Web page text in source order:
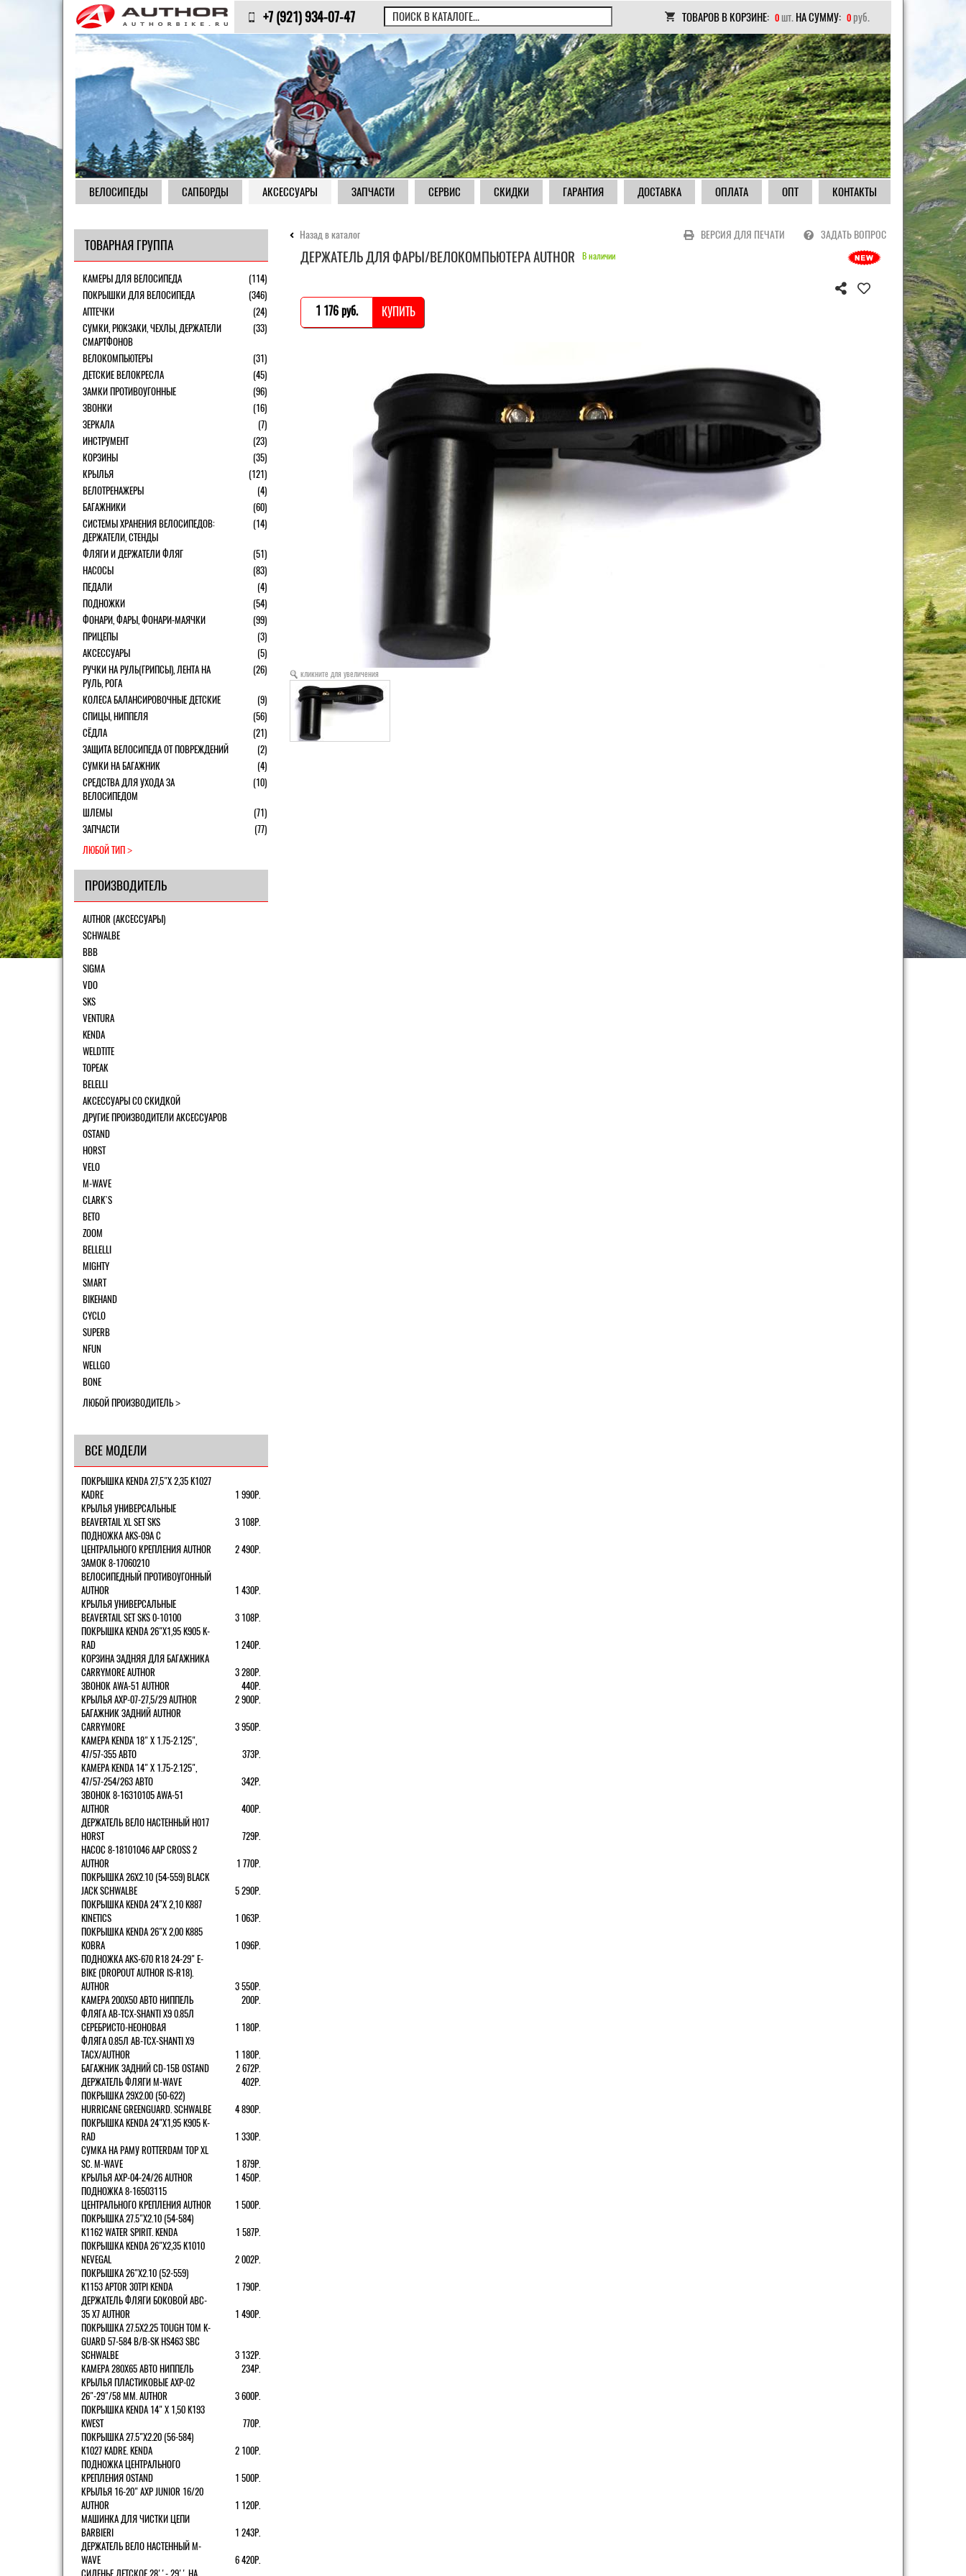
+7 (921) 934-07-47 ТОВАРОВ В КОРЗИНЕ: 0 шт. НА СУММУ: 0 руб.
ВЕЛОСИПЕДЫ САПБОРДЫ АКСЕССУАРЫ ЗАПЧАСТИ СЕРВИС СКИДКИ ГАРАНТИЯ ДОСТАВКА ОПЛАТА ОПТ КОНТАКТЫ
Назад в каталог ВЕРСИЯ ДЛЯ ПЕЧАТИ ЗАДАТЬ ВОПРОС
ДЕРЖАТЕЛЬ ДЛЯ ФАРЫ/ВЕЛОКОМПЬЮТЕРА AUTHOR В наличии
1 176 pуб. КУПИТЬ
кликните для увеличения
ТОВАРНАЯ ГРУППА
КАМЕРЫ ДЛЯ ВЕЛОСИПЕДА
(114)
ПОКРЫШКИ ДЛЯ ВЕЛОСИПЕДА
(346)
АПТЕЧКИ
(24)
СУМКИ, РЮКЗАКИ, ЧЕХЛЫ, ДЕРЖАТЕЛИ
СМАРТФОНОВ
(33)
ВЕЛОКОМПЬЮТЕРЫ
(31)
ДЕТСКИЕ ВЕЛОКРЕСЛА
(45)
ЗАМКИ ПРОТИВОУГОННЫЕ
(96)
ЗВОНКИ
(16)
ЗЕРКАЛА
(7)
ИНСТРУМЕНТ
(23)
КОРЗИНЫ
(35)
КРЫЛЬЯ
(121)
ВЕЛОТРЕНАЖЕРЫ
(4)
БАГАЖНИКИ
(60)
СИСТЕМЫ ХРАНЕНИЯ ВЕЛОСИПЕДОВ:
ДЕРЖАТЕЛИ, СТЕНДЫ
(14)
ФЛЯГИ И ДЕРЖАТЕЛИ ФЛЯГ
(51)
НАСОСЫ
(83)
ПЕДАЛИ
(4)
ПОДНОЖКИ
(54)
ФОНАРИ, ФАРЫ, ФОНАРИ-МАЯЧКИ
(99)
ПРИЦЕПЫ
(3)
АКСЕССУАРЫ
(5)
РУЧКИ НА РУЛЬ(ГРИПСЫ), ЛЕНТА НА
РУЛЬ, РОГА
(26)
КОЛЕСА БАЛАНСИРОВОЧНЫЕ ДЕТСКИЕ
(9)
СПИЦЫ, НИППЕЛЯ
(56)
СЁДЛА
(21)
ЗАЩИТА ВЕЛОСИПЕДА ОТ ПОВРЕЖДЕНИЙ
(2)
СУМКИ НА БАГАЖНИК
(4)
СРЕДСТВА ДЛЯ УХОДА ЗА
ВЕЛОСИПЕДОМ
(10)
ШЛЕМЫ
(71)
ЗАПЧАСТИ
(77)
ЛЮБОЙ ТИП
ПРОИЗВОДИТЕЛЬ
AUTHOR (АКСЕССУАРЫ)
SCHWALBE
BBB
SIGMA
VDO
SKS
VENTURA
KENDA
WELDTITE
TOPEAK
BELELLI
АКСЕССУАРЫ СО СКИДКОЙ
ДРУГИЕ ПРОИЗВОДИТЕЛИ АКСЕССУАРОВ
OSTAND
HORST
VELO
M-WAVE
CLARK`S
BETO
ZOOM
BELLELLI
MIGHTY
SMART
BIKEHAND
CYCLO
SUPERB
NFUN
WELLGO
BONE
ЛЮБОЙ ПРОИЗВОДИТЕЛЬ
ВСЕ МОДЕЛИ
ПОКРЫШКА KENDA 27,5"Х 2,35 K1027
KADRE
1 990Р.
КРЫЛЬЯ УНИВЕРСАЛЬНЫЕ
BEAVERTAIL XL SET SKS
3 108Р.
ПОДНОЖКА AKS-09A C
ЦЕНТРАЛЬНОГО КРЕПЛЕНИЯ AUTHOR
2 490Р.
ЗАМОК 8-17060210
ВЕЛОСИПЕДНЫЙ ПРОТИВОУГОННЫЙ
AUTHOR
1 430Р.
КРЫЛЬЯ УНИВЕРСАЛЬНЫЕ
BEAVERTAIL SET SKS 0-10100
3 108Р.
ПОКРЫШКА KENDA 26"Х1,95 K905 K-
RAD
1 240Р.
КОРЗИНА ЗАДНЯЯ ДЛЯ БАГАЖНИКА
CARRYMORE AUTHOR
3 280Р.
ЗВОНОК AWA-51 AUTHOR
440Р.
КРЫЛЬЯ AXP-07-27,5/29 AUTHOR
2 900Р.
БАГАЖНИК ЗАДНИЙ AUTHOR
CARRYMORE
3 950Р.
КАМЕРА KENDA 18" Х 1.75-2.125",
47/57-355 АВТО
373Р.
КАМЕРА KENDA 14" Х 1.75-2.125",
47/57-254/263 АВТО
342Р.
ЗВОНОК 8-16310105 AWA-51
AUTHOR
400Р.
ДЕРЖАТЕЛЬ ВЕЛО НАСТЕННЫЙ H017
HORST
729Р.
НАСОС 8-18101046 AAP CROSS 2
AUTHOR
1 770Р.
ПОКРЫШКА 26X2.10 (54-559) BLACK
JACK SCHWALBE
5 290Р.
ПОКРЫШКА KENDA 24"Х 2,10 K887
KINETICS
1 063Р.
ПОКРЫШКА KENDA 26"Х 2,00 K885
KOBRA
1 096Р.
ПОДНОЖКА AKS-670 R18 24-29" E-
BIKE (DROPOUT AUTHOR IS-R18).
AUTHOR
3 550Р.
КАМЕРА 200Х50 АВТО НИППЕЛЬ
200Р.
ФЛЯГА AB-TCX-SHANTI X9 0.85Л
СЕРЕБРИСТО-НЕОНОВАЯ
1 180Р.
ФЛЯГА 0.85Л AB-TCX-SHANTI X9
TACX/AUTHOR
1 180Р.
БАГАЖНИК ЗАДНИЙ CD-15B OSTAND
2 672Р.
ДЕРЖАТЕЛЬ ФЛЯГИ M-WAVE
402Р.
ПОКРЫШКА 29X2.00 (50-622)
HURRICANE GREENGUARD. SCHWALBE
4 890Р.
ПОКРЫШКА KENDA 24"Х1,95 K905 K-
RAD
1 330Р.
СУМКА НА РАМУ ROTTERDAM TOP XL
SC. M-WAVE
1 879Р.
КРЫЛЬЯ AXP-04-24/26 AUTHOR
1 450Р.
ПОДНОЖКА 8-16503115
ЦЕНТРАЛЬНОГО КРЕПЛЕНИЯ AUTHOR
1 500Р.
ПОКРЫШКА 27.5"Х2.10 (54-584)
K1162 WATER SPIRIT. KENDA
1 587Р.
ПОКРЫШКА KENDA 26"Х2,35 K1010
NEVEGAL
2 002Р.
ПОКРЫШКА 26"Х2.10 (52-559)
K1153 APTOR 30TPI KENDA
1 790Р.
ДЕРЖАТЕЛЬ ФЛЯГИ БОКОВОЙ ABC-
35 X7 AUTHOR
1 490Р.
ПОКРЫШКА 27.5X2.25 TOUGH TOM K-
GUARD 57-584 B/B-SK HS463 SBC
SCHWALBE
3 132Р.
КАМЕРА 280Х65 АВТО НИППЕЛЬ
234Р.
КРЫЛЬЯ ПЛАСТИКОВЫЕ AXP-02
26"-29"/58 ММ. AUTHOR
3 600Р.
ПОКРЫШКА KENDA 14" Х 1,50 K193
KWEST
770Р.
ПОКРЫШКА 27.5"Х2.20 (56-584)
K1027 KADRE. KENDA
2 100Р.
ПОДНОЖКА ЦЕНТРАЛЬНОГО
КРЕПЛЕНИЯ OSTAND
1 500Р.
КРЫЛЬЯ 16-20" AXP JUNIOR 16/20
AUTHOR
1 120Р.
МАШИНКА ДЛЯ ЧИСТКИ ЦЕПИ
BARBIERI
1 243Р.
ДЕРЖАТЕЛЬ ВЕЛО НАСТЕННЫЙ M-
WAVE
6 420Р.